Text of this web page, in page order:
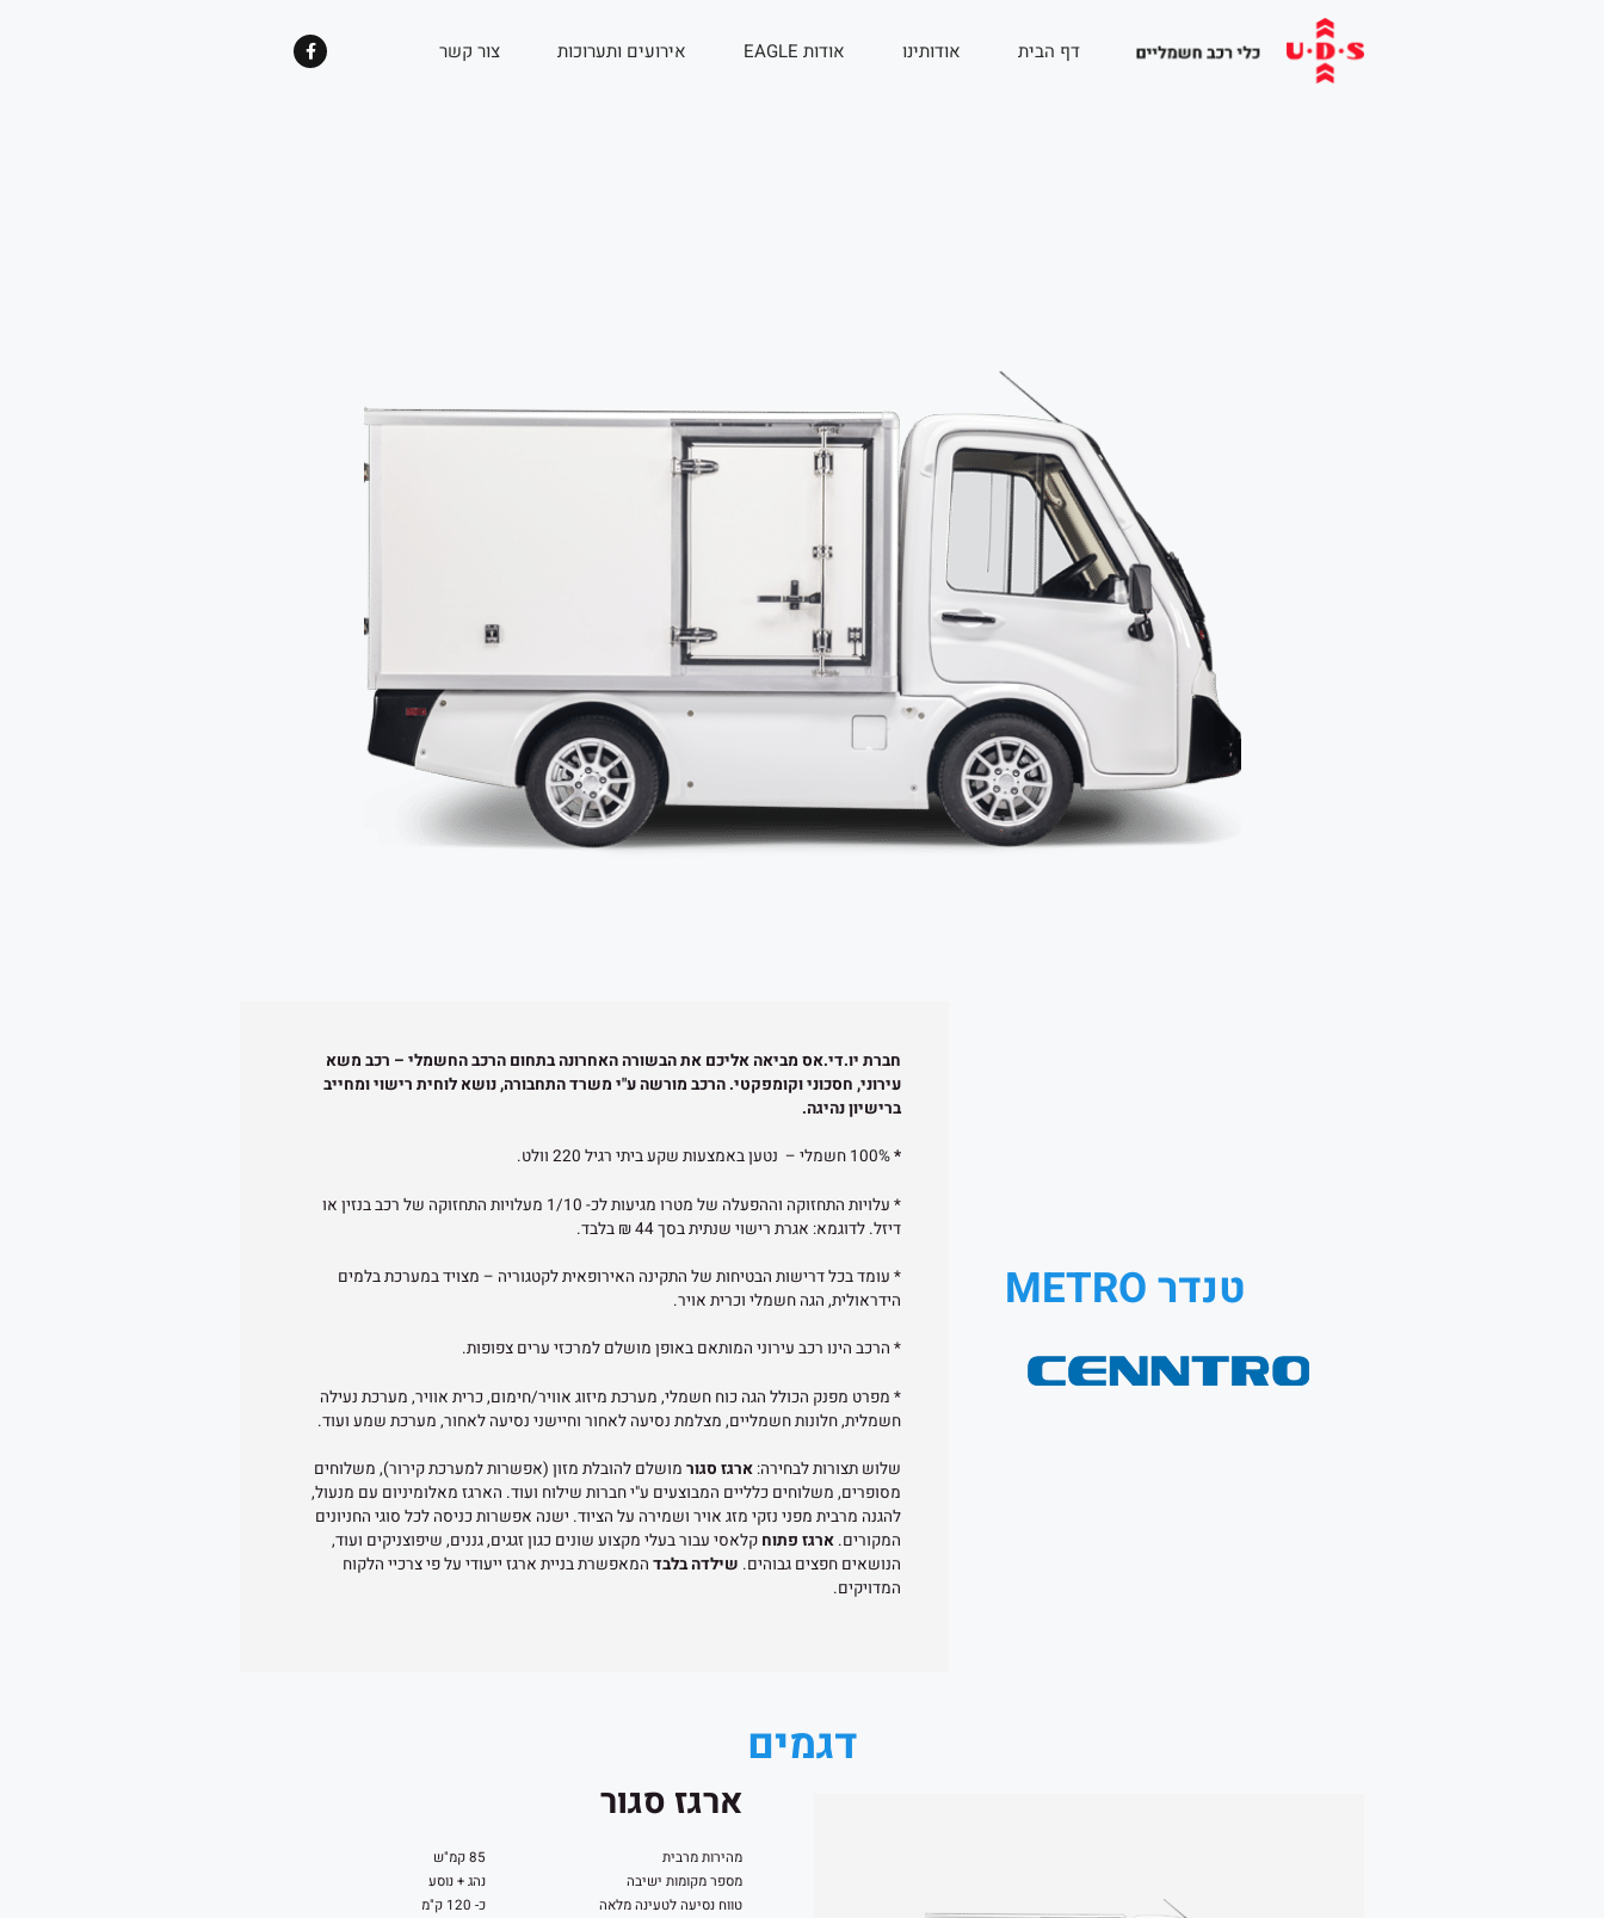
דף הבית אודותינו אודות EAGLE אירועים ותערוכות צור קשר
טנדר METRO
חברת יו.די.אס מביאה אליכם את הבשורה האחרונה בתחום הרכב החשמלי – רכב משא
עירוני, חסכוני וקומפקטי. הרכב מורשה ע"י משרד התחבורה, נושא לוחית רישוי ומחייב
ברישיון נהיגה.
*100% חשמלי – נטען באמצעות שקע ביתי רגיל 220 וולט.
* עלויות התחזוקה וההפעלה של מטרו מגיעות לכ- 1/10 מעלויות התחזוקה של רכב בנזין או
דיזל. לדוגמא: אגרת רישוי שנתית בסך 44 ₪ בלבד.
* עומד בכל דרישות הבטיחות של התקינה האירופאית לקטגוריה – מצויד במערכת בלמים
הידראולית, הגה חשמלי וכרית אויר.
* הרכב הינו רכב עירוני המותאם באופן מושלם למרכזי ערים צפופות.
* מפרט מפנק הכולל הגה כוח חשמלי, מערכת מיזוג אוויר/חימום, כרית אוויר, מערכת נעילה
חשמלית, חלונות חשמליים, מצלמת נסיעה לאחור וחיישני נסיעה לאחור, מערכת שמע ועוד.
שלוש תצורות לבחירה: ארגז סגור מושלם להובלת מזון (אפשרות למערכת קירור), משלוחים
מסופרים, משלוחים כלליים המבוצעים ע"י חברות שילוח ועוד. הארגז מאלומיניום עם מנעול,
להגנה מרבית מפני נזקי מזג אויר ושמירה על הציוד. ישנה אפשרות כניסה לכל סוגי החניונים
המקורים. ארגז פתוח קלאסי עבור בעלי מקצוע שונים כגון זגגים, גננים, שיפוצניקים ועוד,
הנושאים חפצים גבוהים. שילדה בלבד המאפשרת בניית ארגז ייעודי על פי צרכיי הלקוח
המדויקים.
דגמים
ארגז סגור
מהירות מרבית
מספר מקומות ישיבה
טווח נסיעה לטעינה מלאה
85 קמ"ש
נהג + נוסע
כ- 120 ק"מ